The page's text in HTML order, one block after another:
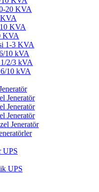
20 KVA
KVA
KVA
1-3 KVA
10 kVA
2/3 kVA
10 kVA
Jeneratör
Jeneratör
Jeneratör
Jeneratör
UPS
UPS